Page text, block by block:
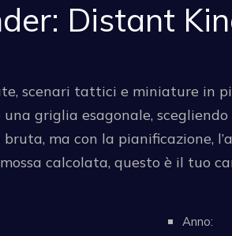
Distant
scenari tattici e miniature in
una griglia esagonale,
ma con la pianificazione,
calcolata, questo è il tuo
Anno: